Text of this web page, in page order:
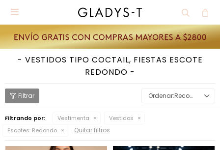

VESTIDOS TIPO COCTAIL, FIESTAS ESCOTE
REDONDO
Recomendados
Filtrando por: Vestimenta
Vestidos
Escotes: Redondo Quitar filtros